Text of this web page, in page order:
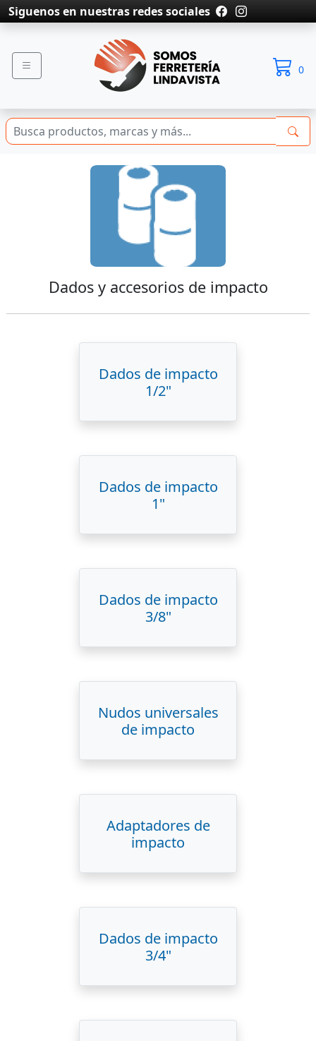
Siguenos en nuestras redes sociales
0
Dados y accesorios de impacto
Dados de impacto
1/2"
Dados de impacto
1"
Dados de impacto
3/8"
Nudos universales
de impacto
Adaptadores de
impacto
Dados de impacto
3/4"